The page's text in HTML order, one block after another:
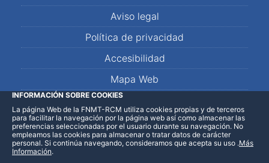
Aviso legal
Política de privacidad
Accesibilidad
Mapa Web
LinkedInFacebookWhatsApp
INFORMACIÓN SOBRE COOKIES
La página Web de la FNMT-RCM utiliza cookies propias y de terceros
para facilitar la navegación por la página web así como almacenar las
preferencias seleccionadas por el usuario durante su navegación. No
empleamos las cookies para almacenar o tratar datos de carácter
personal. Si continúa navegando, consideramos que acepta su uso .Más
Información.